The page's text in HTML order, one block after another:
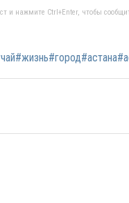
и нажмите Ctrl+Enter, чтобы